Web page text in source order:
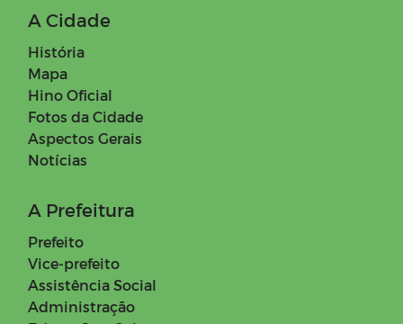
A Cidade
História
Mapa
Hino Oficial
Fotos da Cidade
Aspectos Gerais
Notícias
A Prefeitura
Prefeito
Vice-prefeito
Assistência Social
Administração